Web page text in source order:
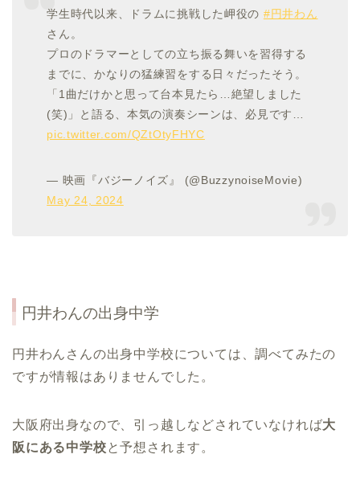
学生時代以来、ドラムに挑戦した岬役の #円井わん
さん。
プロのドラマーとしての立ち振る舞いを習得する
までに、かなりの猛練習をする日々だったそう。
「1曲だけかと思って台本見たら…絶望しました
(笑)」と語る、本気の演奏シーンは、必見です…
pic.twitter.com/QZtOtyFHYC
— 映画『バジーノイズ』 (@BuzzynoiseMovie)
May 24, 2024
円井わんの出身中学
円井わんさんの出身中学校については、調べてみたの
ですが情報はありませんでした。
大阪府出身なので、引っ越しなどされていなければ大
阪にある中学校と予想されます。